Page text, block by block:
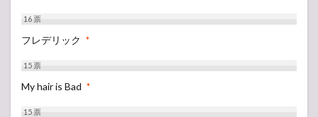
16票
フレデリック *
15票
My hair is Bad *
15票